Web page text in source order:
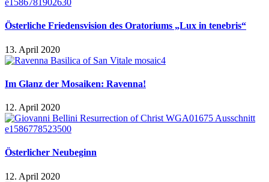
Österliche Friedensvision des Oratoriums „Lux in tenebris“
13. April 2020
Im Glanz der Mosaiken: Ravenna!
12. April 2020
Österlicher Neubeginn
12. April 2020